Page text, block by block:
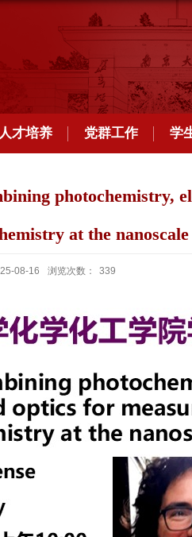
人才培养 党群工作 学
photochemistry,
at the nanoscale
08-16 浏览次数： 339